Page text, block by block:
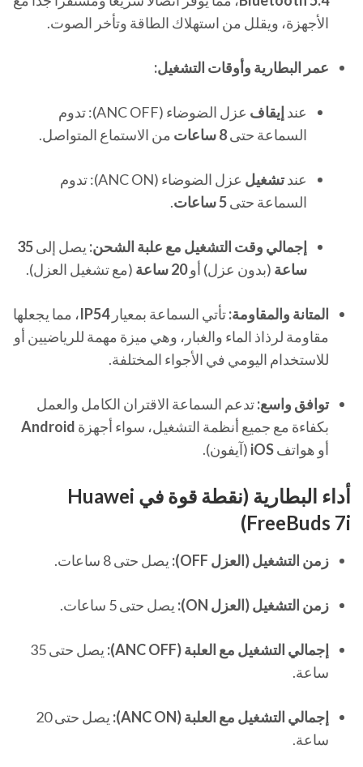
الأجهزة، ويقلل من استهلاك الطاقة وتأخر الصوت.
عمر البطارية وأوقات التشغيل:
عند إيقاف
عزل الضوضاء (ANC OFF): تدوم
السماعة حتى8 ساعات من الاستماع المتواصل.
عندتشغيل
عزل الضوضاء (ANC ON): تدوم
السماعة حتى5 ساعات .
إجمالي وقت التشغيل مع علبة الشحن: يصل إلى35
ساعة (بدون عزل) أو20 ساعة (مع تشغيل العزل).
المتانة والمقاومة:تأتي السماعة بمعيارIP54، مما يجعلها
مقاومة لرذاذ الماء والغبار، وهي ميزة مهمة للرياضيين أو
للاستخدام اليومي في الأجواء المختلفة.
توافق واسع:تدعم السماعة الاقتران الكامل والعمل
بكفاءة مع جميع أنظمة التشغيل، سواء أجهزة Android
أو هواتفiOS (آيفون).
أداء البطارية (نقطة قوة في Huawei
FreeBuds 7i)
زمن التشغيل (العزل OFF): يصل حتى 8 ساعات.
زمن التشغيل (العزل ON): يصل حتى 5 ساعات.
إجمالي التشغيل مع العلبة (ANC OFF):
يصل حتى 35
ساعة.
إجمالي التشغيل مع العلبة (ANC ON):
يصل حتى 20
ساعة.